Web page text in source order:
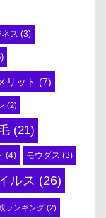
ス (3)
リット (7)
(2)
(21)
(4) モウダス (3)
ルス (26)
ランキング (2)